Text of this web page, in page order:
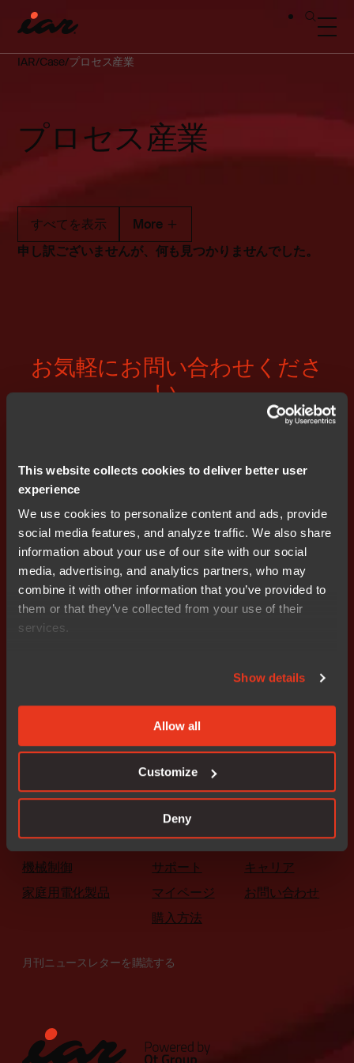
This website collects cookies to deliver better user
experience
We use cookies to personalize content and ads, provide
social media features, and analyze traffic. We also share
information about your use of our site with our social
media, advertising, and analytics partners, who may
combine it with other information that you’ve provided to
them or that they’ve collected from your use of their
services.
Show details
Allow all
Customize
Deny
IAR Case プロセス産業
プロセス産業
すべてを表示
More
申し訳ございませんが、何も見つかりませんでした。
お気軽にお問い合わせくださ
い。
日本オフィスのメンバーが日本
見積依頼
ソリューション
すべての製品
産業オートメーション
機械制御
家庭用電化製品
ブログ
IARアカデミー
サポート
マイページ
購入方法
ニュースルーム
キャリア
お問い合わせ
月刊ニュースレターを購読する